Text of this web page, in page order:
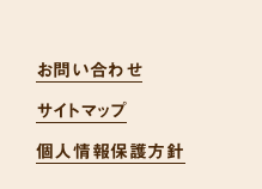
お問い合わせ
サイトマップ
個人情報保護方針